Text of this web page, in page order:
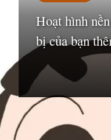
Hoạt hình
bị của bạn